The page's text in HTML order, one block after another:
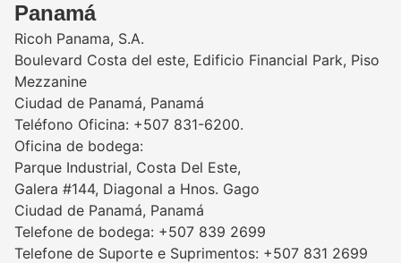
Panamá
Ricoh Panama, S.A.
Boulevard Costa del este, Edificio Financial Park, Piso
Mezzanine
Ciudad de Panamá, Panamá
Teléfono Oficina: +507 831-6200.
Oficina de bodega:
Parque Industrial, Costa Del Este,
Galera #144, Diagonal a Hnos. Gago
Ciudad de Panamá, Panamá
Telefone de bodega: +507 839 2699
Telefone de Suporte e Suprimentos: +507 831 2699